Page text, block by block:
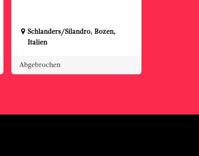
Schlanders/Silandro, Bozen,
Italien
Abgebrochen